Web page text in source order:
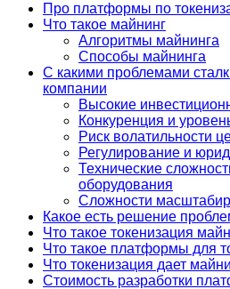
Про платформы по
Что такое майнинг
Алгоритмы майнинга
Способы майнинга
С какими проблемами
компании
Высокие
Конкуренция и
Риск волатильности
Регулирование и
Технические
оборудования
Сложности
Какое есть решение
Что такое токенизация
Что такое платформы для
Что токенизация дает
Стоимость разработки